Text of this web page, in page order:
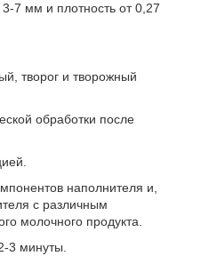
7 мм и плотность от 0,27
творог и творожный
обработки после
наполнителя и,
с различным
молочного продукта.
3 минуты.